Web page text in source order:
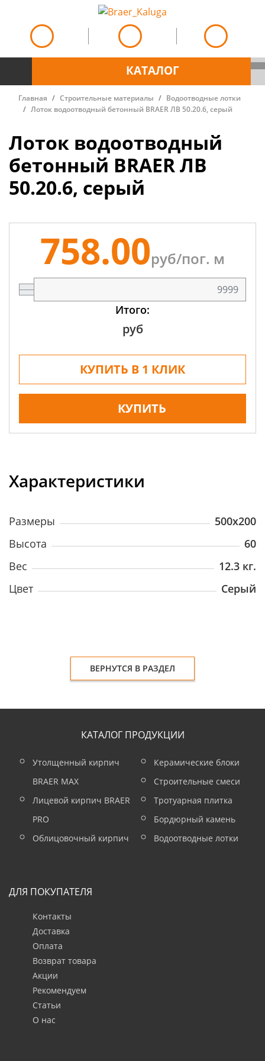
КАТАЛОГ
Главная Строительные материалы
Водоотводные лотки
Лоток водоотводный бетонный BRAER ЛВ 50.20.6, серый
Лоток водоотводный
бетонный BRAER ЛВ
50.20.6, серый
758.00руб/пог. м
Итого:
руб
КУПИТЬ В 1 КЛИК
КУПИТЬ
Характеристики
Размеры
500x200
Высота
60
Вес
12.3 кг.
Цвет
Серый
ВЕРНУТСЯ В РАЗДЕЛ
КАТАЛОГ ПРОДУКЦИИ
Утолщенный кирпич
BRAER MAX
Лицевой кирпич BRAER
PRO
Облицовочный кирпич
Керамические блоки
Строительные смеси
Тротуарная плитка
Бордюрный камень
Водоотводные лотки
ДЛЯ ПОКУПАТЕЛЯ
Контакты
Доставка
Оплата
Возврат товара
Акции
Рекомендуем
Статьи
О нас